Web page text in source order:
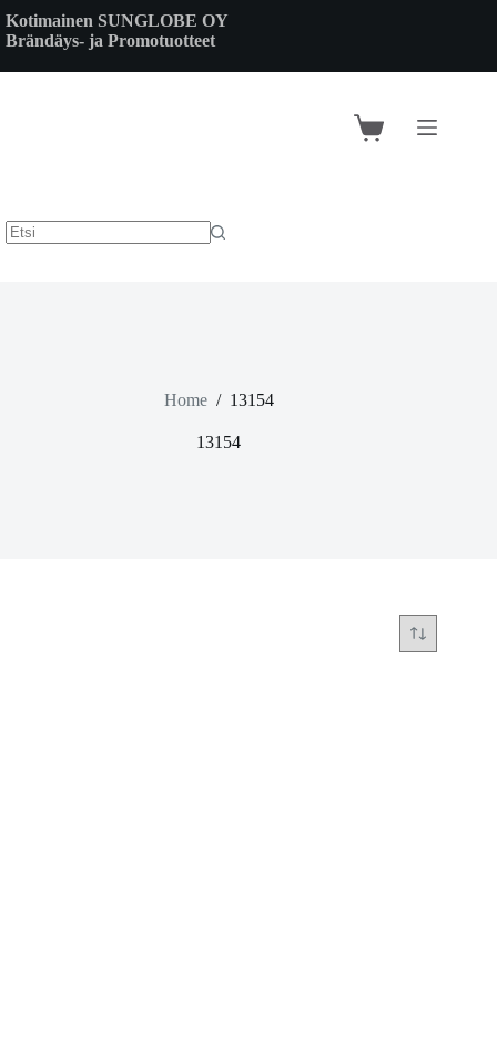
to
content
Kotimainen SUNGLOBE OY
Brändäys- ja Promotuotteet
Shopping
Home / 13154
13154